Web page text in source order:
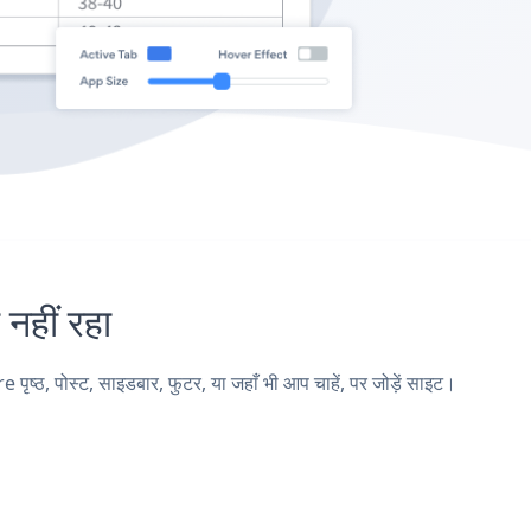
रहा
पोस्ट, साइडबार, फुटर, या जहाँ भी आप चाहें, पर जोड़ें साइट।